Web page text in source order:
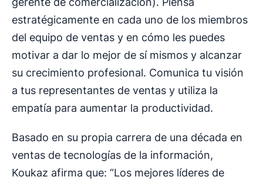
estratégicamente en cada uno de los miembros
del equipo de ventas y en cómo les puedes
motivar a dar lo mejor de sí mismos y alcanzar
su crecimiento profesional. Comunica tu visión
a tus representantes de ventas y utiliza la
empatía para aumentar la productividad.
Basado en su propia carrera de una década en
ventas de tecnologías de la información,
Koukaz afirma que: “Los mejores líderes de